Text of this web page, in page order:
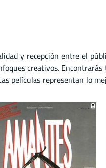
y recepción entre el
creativos.
películas representan lo